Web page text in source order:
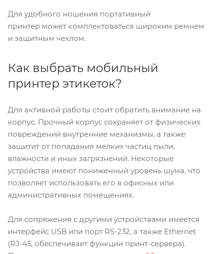
Для удобного ношения портативный
принтер может комплектоваться широким ремнем
и защитным чехлом.
Как выбрать мобильный
принтер этикеток?
Для активной работы стоит обратить внимание на
корпус. Прочный корпус сохраняет от физических
повреждений внутренние механизмы, а также
защитит от попадания мелких частиц пыли,
влажности и иных загрязнений. Некоторые
устройства имеют пониженный уровень шума, что
позволяет использовать его в офисных или
административных помещениях.
Для сопряжения с другими устройствами имеется
интерфейс USB или порт RS-232, а также Ethernet
(RJ-45, обеспечивает функции принт-сервера).